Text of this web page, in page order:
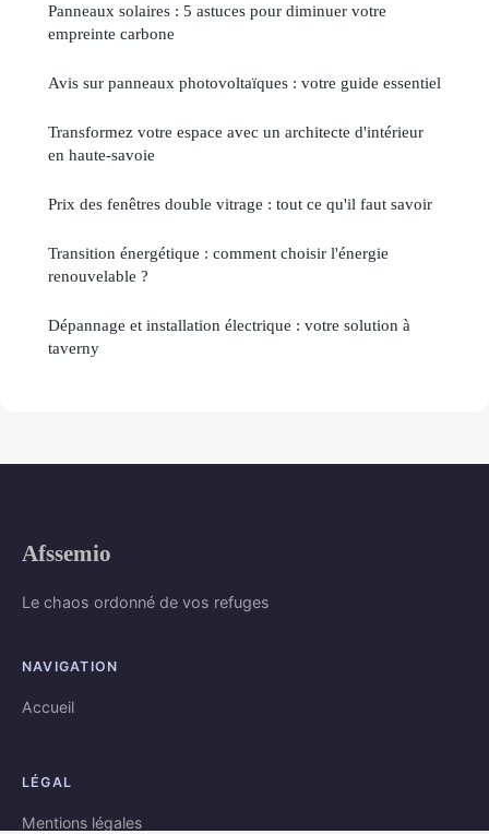
Panneaux solaires : 5 astuces pour diminuer votre
empreinte carbone
Avis sur panneaux photovoltaïques : votre guide essentiel
Transformez votre espace avec un architecte d'intérieur
en haute-savoie
Prix des fenêtres double vitrage : tout ce qu'il faut savoir
Transition énergétique : comment choisir l'énergie
renouvelable ?
Dépannage et installation électrique : votre solution à
taverny
Afssemio
Le chaos ordonné de vos refuges
NAVIGATION
Accueil
LÉGAL
Mentions légales